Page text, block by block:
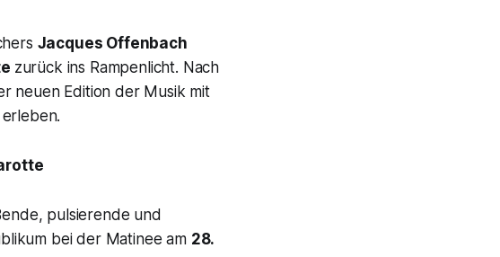
Jacques Offenbach
zurück ins Rampenlicht. Nach
neuen Edition der Musik mit
pulsierende und
bei der Matinee am 28.